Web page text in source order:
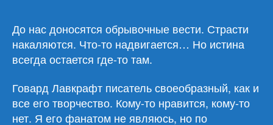
«Шепчущий
тьме/
пітьмі»
До нас доносятся обрывочные вести. Страсти
накаляются. Что-то надвигается… Но истина
всегда остается где-то там.
Говард Лавкрафт писатель своеобразный, как и
все его творчество. Кому-то нравится, кому-то
нет. Я его фанатом не являюсь, но по